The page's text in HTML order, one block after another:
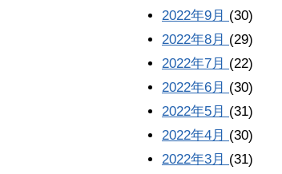
2022年9月 (30)
2022年8月 (29)
2022年7月 (22)
2022年6月 (30)
2022年5月 (31)
2022年4月 (30)
2022年3月 (31)